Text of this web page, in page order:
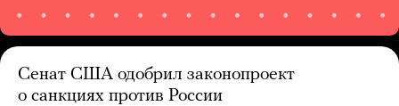
Сенат США одобрил законопроект
о санкциях против России